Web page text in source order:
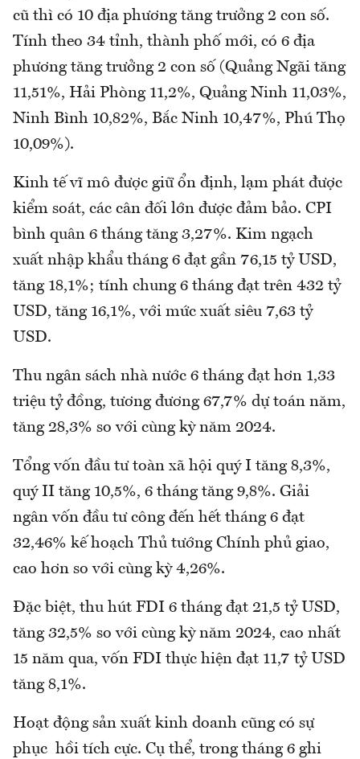
cũ thì có 10 địa phương tăng trưởng 2 con số.
Tính theo 34 tỉnh, thành phố mới, có 6 địa
phương tăng trưởng 2 con số (Quảng Ngãi tăng
11,51%, Hải Phòng 11,2%, Quảng Ninh 11,03%,
Ninh Bình 10,82%, Bắc Ninh 10,47%, Phú Thọ
10,09%).
Kinh tế vĩ mô được giữ ổn định, lạm phát được
kiểm soát, các cân đối lớn được đảm bảo. CPI
bình quân 6 tháng tăng 3,27%. Kim ngạch
xuất nhập khẩu tháng 6 đạt gần 76,15 tỷ USD,
tăng 18,1%; tính chung 6 tháng đạt trên 432 tỷ
USD, tăng 16,1%, với mức xuất siêu 7,63 tỷ
USD.
Thu ngân sách nhà nước 6 tháng đạt hơn 1,33
triệu tỷ đồng, tương đương 67,7% dự toán năm,
tăng 28,3% so với cùng kỳ năm 2024.
Tổng vốn đầu tư toàn xã hội quý I tăng 8,3%,
quý II tăng 10,5%, 6 tháng tăng 9,8%. Giải
ngân vốn đầu tư công đến hết tháng 6 đạt
32,46% kế hoạch Thủ tướng Chính phủ giao,
cao hơn so với cùng kỳ 4,26%.
Đặc biệt, thu hút FDI 6 tháng đạt 21,5 tỷ USD,
tăng 32,5% so với cùng kỳ năm 2024, cao nhất
15 năm qua, vốn FDI thực hiện đạt 11,7 tỷ USD
tăng 8,1%.
Hoạt động sản xuất kinh doanh cũng có sự
phục hồi tích cực. Cụ thể, trong tháng 6 ghi